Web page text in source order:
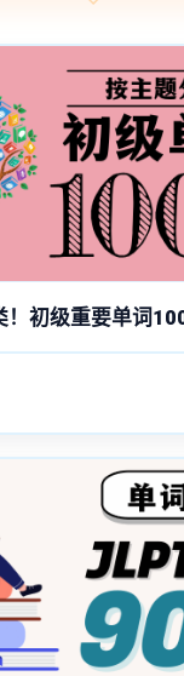
！初级重要单词